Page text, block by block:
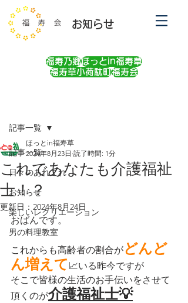
お知らせ
福寿乃郷ほっとin福寿草
福寿草小荷駄町福寿会
記事一覧
日々のあれこれ
お知らせ
楽しいレクリエーション
男の料理教室
記事一覧
これであなたも介護福祉
士！？
ほっとin福寿草
2024年8月23日 読了時間: 1分
更新日： 2024年8月24日
おばんです。
これからも高齢者の割合がどんど
ん増えて 📈いる昨今ですが
そこで皆様の生活のお手伝いをさせて
頂くのが介護福祉士💡